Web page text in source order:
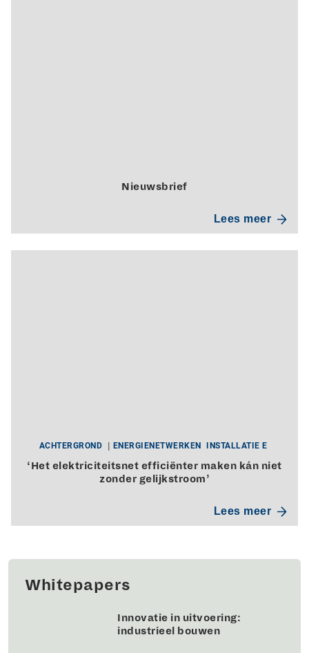
Nieuwsbrief
Lees meer
ACHTERGROND ENERGIENETWERKEN INSTALLATIE E
‘Het elektriciteitsnet efficiënter maken kán niet
zonder gelijkstroom’
Lees meer
Whitepapers
Innovatie in uitvoering:
industrieel bouwen